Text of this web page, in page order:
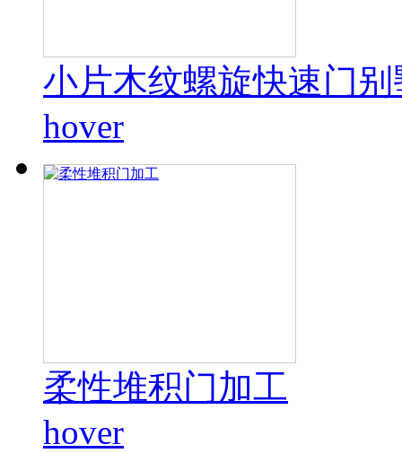
小片木纹螺旋快速门
hover
柔性堆积门加工
hover